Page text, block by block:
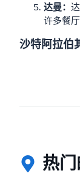
达曼：
许多餐
沙特阿拉伯
热